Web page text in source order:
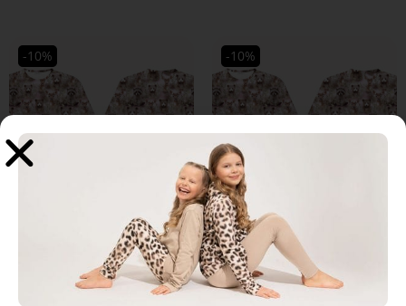
-10%
Tyyni T-paita, Forest Animals
pink Koko 86/92
-10%
Tyyni T-paita, Forest Animals
pink Koko 98/104
36,90